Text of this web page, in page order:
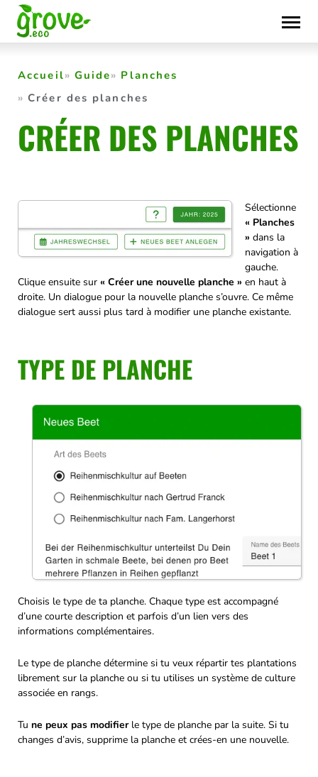
Skip
to
content
Accueil Guide
Planches
Créer des planches
CRÉER DES PLANCHES
Sélectionne
« Planches
» dans la
navigation à
gauche.
Clique ensuite sur « Créer une nouvelle planche » en haut à
droite. Un dialogue pour la nouvelle planche s’ouvre. Ce même
dialogue sert aussi plus tard à modifier une planche existante.
TYPE DE PLANCHE
Choisis le type de ta planche. Chaque type est accompagné
d’une courte description et parfois d’un lien vers des
informations complémentaires.
Le type de planche détermine si tu veux répartir tes plantations
librement sur la planche ou si tu utilises un système de culture
associée en rangs.
Tu ne peux pas modifierle type de planche par la suite. Si tu
changes d’avis, supprime la planche et crées-en une nouvelle.